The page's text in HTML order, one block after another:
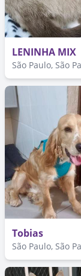
LENINHA MIX
São Paulo, São
Tobias
São Paulo, São